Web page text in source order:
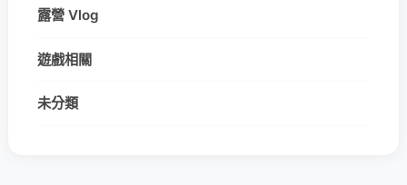
露營 Vlog
遊戲相關
未分類